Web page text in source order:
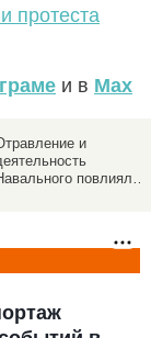
протеста
и в Max
и
повлияли